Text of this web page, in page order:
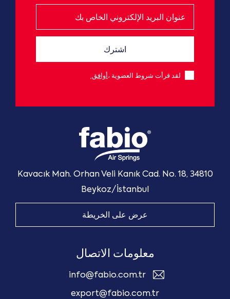
اشترك
لقد قرأت شروط العضوية ، أوافق.
Kavacık Mah. Orhan Veli Kanık Cad. No. 18, 34810
Beykoz/İstanbul
عرض على الخريطة
معلومات الاتصال
info@fabio.com.tr
export@fabio.com.tr